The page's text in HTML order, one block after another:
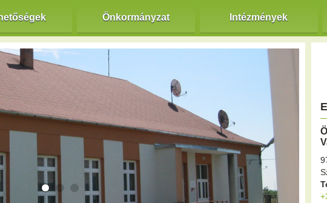
Önkormányzat Intézmények